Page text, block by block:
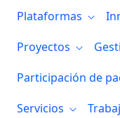
Plataformas
Proyectos
Participación de
Servicios